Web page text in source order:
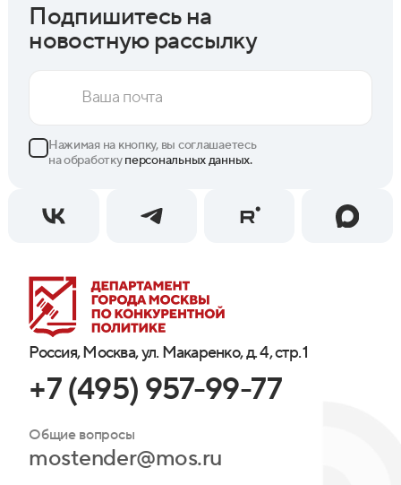
Россия, Москва, ул. Макаренко, д. 4, стр. 1
+7 (495) 957-99-77
Общие вопросы
mostender@mos.ru
Подпишитесь на
новостную рассылку
Нажимая на кнопку, вы соглашаетесь
на обработкуперсональных данных.